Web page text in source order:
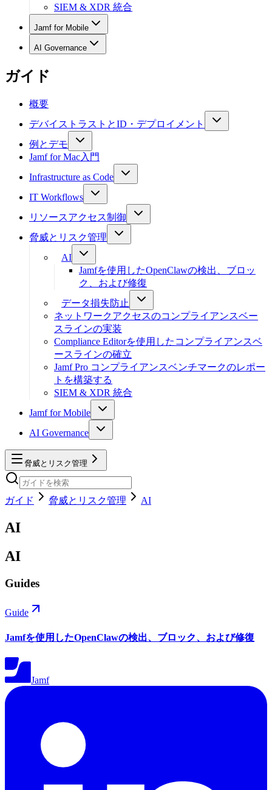
SIEM & XDR 統合
Jamf for Mobile
AI Governance
ガイド
概要
デバイストラストとID・デプロイメント
例とデモ
Jamf for Mac入門
Infrastructure as Code
IT Workflows
リソースアクセス制御
脅威とリスク管理
AI
Jamfを使用したOpenClawの検出、ブロッ
ク、および修復
データ損失防止
ネットワークアクセスのコンプライアンスベー
スラインの実装
Compliance Editorを使用したコンプライアンスベ
ースラインの確立
Jamf Pro コンプライアンスベンチマークのレポー
トを構築する
SIEM & XDR 統合
Jamf for Mobile
AI Governance
脅威とリスク管理
ガイド 脅威とリスク管理 AI
AI
AI
Guides
Guide
Jamfを使用したOpenClawの検出、ブロック、および修復
Jamf